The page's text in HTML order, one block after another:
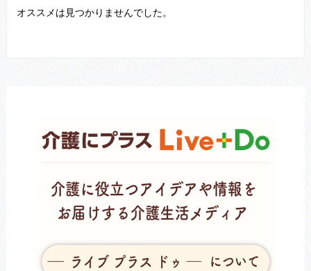
オススメは見つかりませんでした。